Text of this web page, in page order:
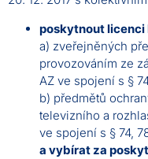
poskytnout licenci
a) zveřejněných
provozováním ze
AZ ve spojení s §
b) předmětů
televizního a
ve spojení s § 74,
a vybírat za